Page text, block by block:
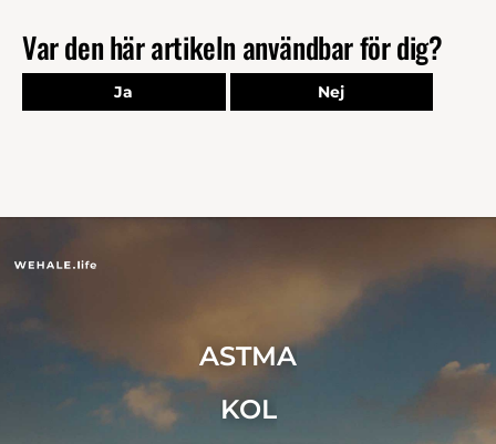
Var den här artikeln användbar för dig?
Ja Nej
ASTMA
KOL